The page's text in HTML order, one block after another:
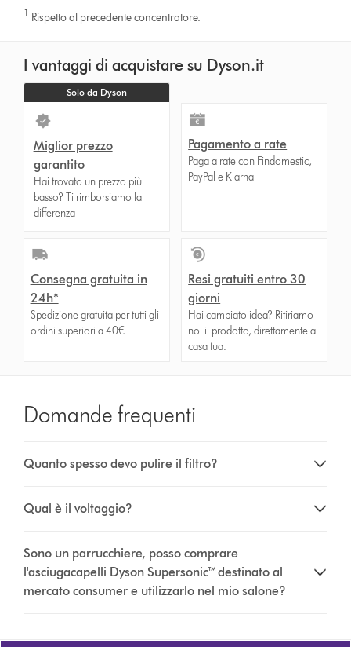
1 Rispetto al precedente concentratore.
I vantaggi di acquistare su Dyson.it
Solo da Dyson
Miglior prezzo
garantito
Hai trovato un prezzo più
basso? Ti rimborsiamo la
differenza
Pagamento a rate
Paga a rate con Findomestic,
PayPal e Klarna
Consegna gratuita in
24h*
Spedizione gratuita per tutti gli
ordini superiori a 40€
Resi gratuiti entro 30
giorni
Hai cambiato idea? Ritiriamo
noi il prodotto, direttamente a
casa tua.
Domande frequenti
Quanto spesso devo pulire il filtro?
Qual è il voltaggio?
Sono un parrucchiere, posso comprare
l'asciugacapelli Dyson Supersonic™ destinato al
mercato consumer e utilizzarlo nel mio salone?